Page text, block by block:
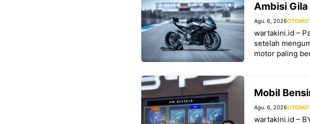
Ambisi
Agu. 6, 2026
wartakini.id –
setelah
motor paling
Mobil
Agu. 6, 2026
wartakini.id –